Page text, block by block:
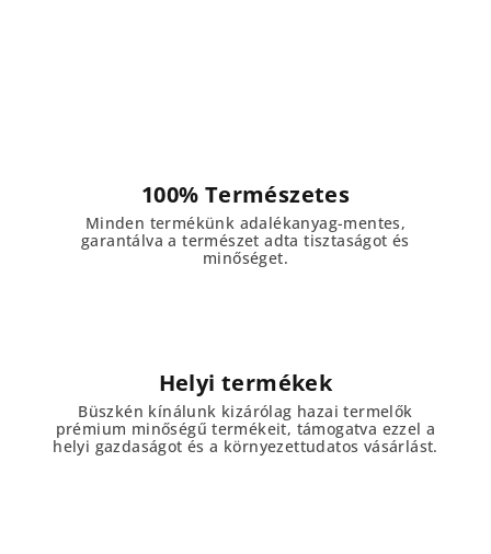
100% Természetes
Minden termékünk adalékanyag-mentes,
garantálva a természet adta tisztaságot és
minőséget.
Helyi termékek
Büszkén kínálunk kizárólag hazai termelők
prémium minőségű termékeit, támogatva ezzel a
helyi gazdaságot és a környezettudatos vásárlást.